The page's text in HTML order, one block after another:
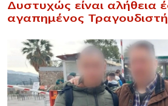
Δυστυχώς είναι αλήθεια
αγαπημένος